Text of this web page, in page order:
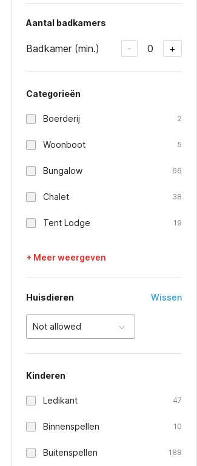
Aantal badkamers
Badkamer (min.) - 0 +
Categorieën
Boerderij 2
Woonboot 5
Bungalow 66
Chalet 38
Tent Lodge 19
+ Meer weergeven
Huisdieren Wissen
Not allowed
Kinderen
Ledikant 47
Binnenspellen 10
Buitenspellen 188